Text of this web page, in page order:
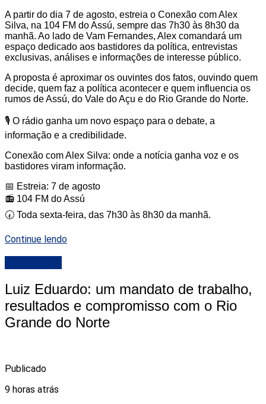
A partir do dia 7 de agosto, estreia o Conexão com Alex
Silva, na 104 FM do Assú, sempre das 7h30 às 8h30 da
manhã. Ao lado de Vam Fernandes, Alex comandará um
espaço dedicado aos bastidores da política, entrevistas
exclusivas, análises e informações de interesse público.
A proposta é aproximar os ouvintes dos fatos, ouvindo quem
decide, quem faz a política acontecer e quem influencia os
rumos de Assú, do Vale do Açu e do Rio Grande do Norte.
🎙️ O rádio ganha um novo espaço para o debate, a
informação e a credibilidade.
Conexão com Alex Silva: onde a notícia ganha voz e os
bastidores viram informação.
📅 Estreia: 7 de agosto
📻 104 FM do Assú
🕢 Toda sexta-feira, das 7h30 às 8h30 da manhã.
Continue lendo
Luiz Eduardo: um mandato de trabalho,
resultados e compromisso com o Rio
Grande do Norte
Publicado
9 horas atrás